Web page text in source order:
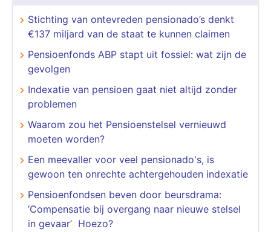
Stichting van ontevreden pensionado’s denkt
€137 miljard van de staat te kunnen claimen
Pensioenfonds ABP stapt uit fossiel: wat zijn de
gevolgen
Indexatie van pensioen gaat niet altijd zonder
problemen
Waarom zou het Pensioenstelsel vernieuwd
moeten worden?
Een meevaller voor veel pensionado's, is
gewoon ten onrechte achtergehouden indexatie
Pensioenfondsen beven door beursdrama:
’Compensatie bij overgang naar nieuwe stelsel
in gevaar’ Hoezo?